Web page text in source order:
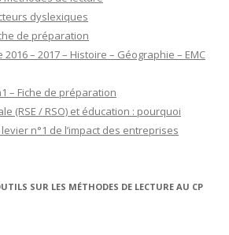
dyslexiques
de préparation
– 2017 – Histoire – Géographie – EMC
– Fiche de préparation
(RSE / RSO) et éducation : pourquoi
n°1 de l’impact des entreprises
SUR LES MÉTHODES DE LECTURE AU CP